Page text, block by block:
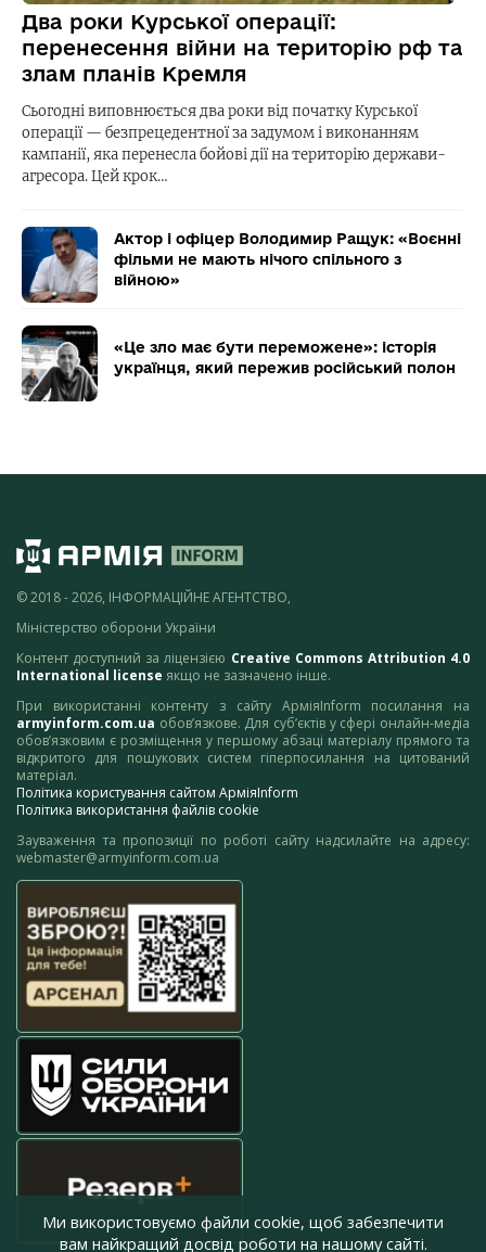
Два роки Курської операції:
перенесення війни на територію рф та
злам планів Кремля
Сьогодні виповнюється два роки від початку Курської
операції — безпрецедентної за задумом і виконанням
кампанії, яка перенесла бойові дії на територію держави-
агресора. Цей крок…
Актор і офіцер Володимир Ращук: «Воєнні
фільми не мають нічого спільного з
війною»
«Це зло має бути переможене»: історія
українця, який пережив російський полон
© 2018 - 2026, ІНФОРМАЦІЙНЕ АГЕНТСТВО,
Міністерство оборони України
Контент доступний за ліцензією Creative Commons Attribution 4.0
International license якщо не зазначено інше.
При використанні контенту з сайту АрміяInform посилання на
armyinform.com.ua обов’язкове. Для суб’єктів у сфері онлайн-медіа
обов’язковим є розміщення у першому абзаці матеріалу прямого та
відкритого для пошукових систем гіперпосилання на цитований
матеріал.
Політика користування сайтом АрміяInform
Політика використання файлів cookie
Зауваження та пропозиції по роботі сайту надсилайте на адресу:
webmaster@armyinform.com.ua
Ми використовуємо файли cookie, щоб забезпечити
вам найкращий досвід роботи на нашому сайті.